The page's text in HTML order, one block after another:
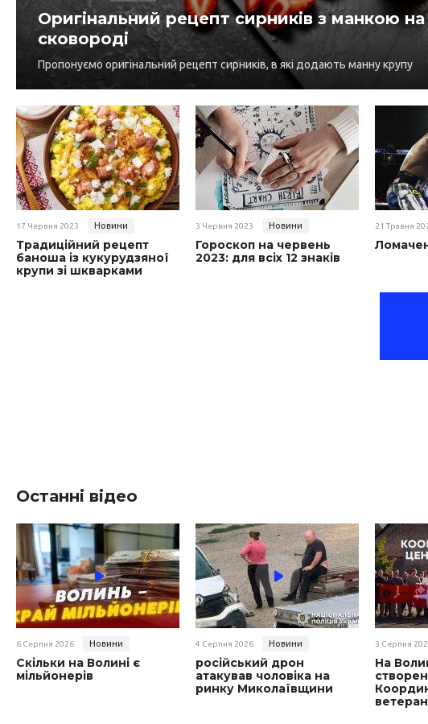
Оригінальний рецепт сирників з манкою на
сковороді
Пропонуємо оригінальний рецепт сирників, в які додають манну крупу
17 Червня 2023 Новини
Традиційний рецепт
баноша із кукурудзяної
крупи зі шкварками
3 Червня 2023 Новини
Гороскоп на червень
2023: для всіх 12 знаків
21 Травня
Останні відео
6 Серпня 2026 Новини
Скільки на Волині є
мільйонерів
4 Серпня 2026 Новини
російський дрон
атакував чоловіка на
ринку Миколаївщини
3 Серпня
На